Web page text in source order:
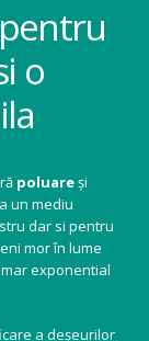
o
poluareși
un mediu
dar si pentru
mor în lume
exponential
a deșeurilor